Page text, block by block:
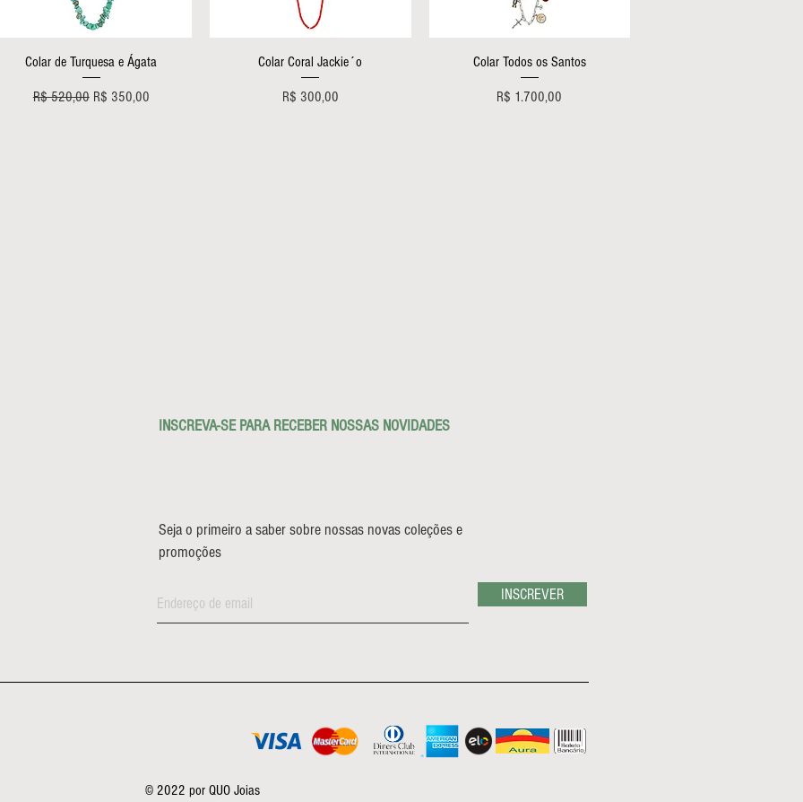
Visualização rápida
Colar de Turquesa e Ágata
Preço normal
R$ 520,00 Preço promocional
R$ 350,00
Visualização rápida
Colar Coral Jackie´o
Preço
R$ 300,00
Visualização rápida
Colar Todos os Santos
Preço
R$ 1.700,00
INSCREVA-SE PARA RECEBER NOSSAS NOVIDADES
Seja o primeiro a saber sobre nossas novas coleções e
promoções
INSCREVER
© 2022 por QUO Joias